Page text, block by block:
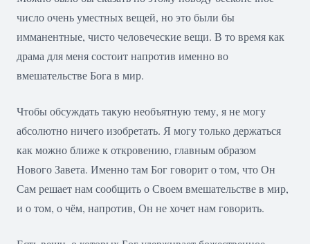
число очень уместных вещей, но это были бы
имманентные, чисто человеческие вещи. В то время как
драма для меня состоит напротив именно во
вмешательстве Бога в мир.
Чтобы обсуждать такую необъятную тему, я не могу
абсолютно ничего изобретать. Я могу только держаться
как можно ближе к откровению, главным образом
Нового Завета. Именно там Бог говорит о том, что Он
Сам решает нам сообщить о Своем вмешательстве в мир,
и о том, о чём, напротив, Он не хочет нам говорить.